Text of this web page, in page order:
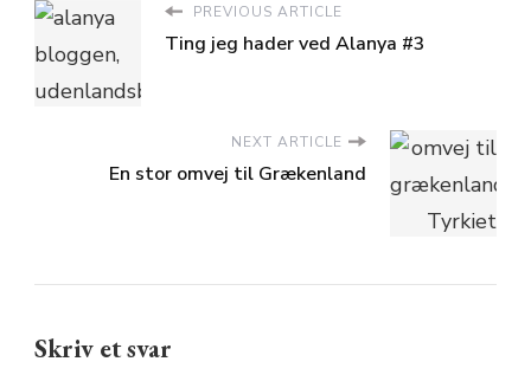
PREVIOUS ARTICLE
Ting jeg hader ved Alanya #3
NEXT ARTICLE
En stor omvej til Grækenland
Skriv et svar